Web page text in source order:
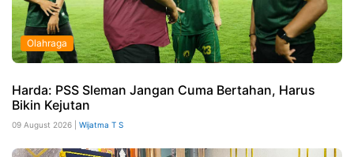
Olahraga
Harda: PSS Sleman Jangan Cuma Bertahan, Harus
Bikin Kejutan
09 August 2026 | Wijatma T S